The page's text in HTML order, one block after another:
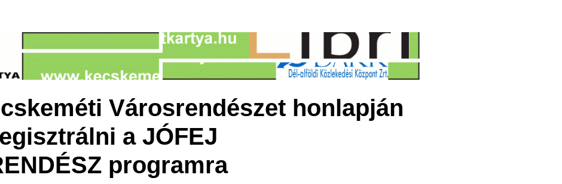
Városrendészet honlapján
a JÓFEJ
programra